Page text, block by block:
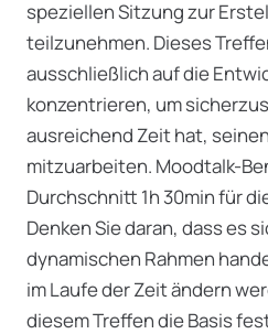
speziellen Sitzung zur
teilzunehmen. Dieses
ausschließlich auf die
konzentrieren, um
ausreichend Zeit hat,
mitzuarbeiten. Moodtalk-
Durchschnitt 1h 30min für
Denken Sie daran, dass es
dynamischen Rahmen
im Laufe der Zeit ändern
diesem Treffen die Basis